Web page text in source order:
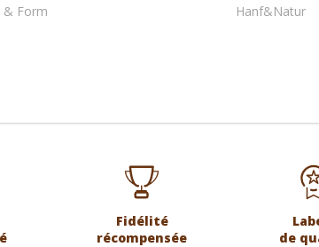
& Form Hanf&Natur
Fidélité
récompensée
de